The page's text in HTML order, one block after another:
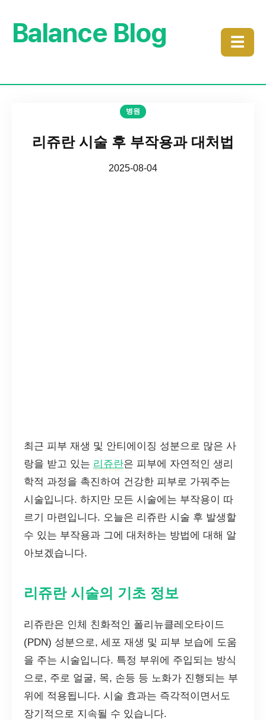
Balance Blog ☰
병원
리쥬란 시술 후 부작용과 대처법
2025-08-04
최근 피부 재생 및 안티에이징 성분으로 많은 사
랑을 받고 있는 리쥬란은 피부에 자연적인 생리
학적 과정을 촉진하여 건강한 피부로 가꿔주는
시술입니다. 하지만 모든 시술에는 부작용이 따
르기 마련입니다. 오늘은 리쥬란 시술 후 발생할
수 있는 부작용과 그에 대처하는 방법에 대해 알
아보겠습니다.
리쥬란 시술의 기초 정보
리쥬란은 인체 친화적인 폴리뉴클레오타이드
(PDN) 성분으로, 세포 재생 및 피부 보습에 도움
을 주는 시술입니다. 특정 부위에 주입되는 방식
으로, 주로 얼굴, 목, 손등 등 노화가 진행되는 부
위에 적용됩니다. 시술 효과는 즉각적이면서도
장기적으로 지속될 수 있습니다.